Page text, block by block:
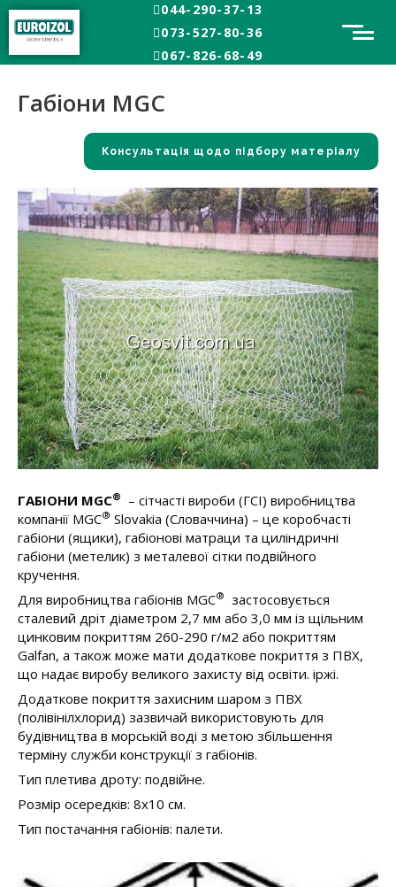
044-290-37-13
073-527-80-36
067-826-68-49
Главная
Габіони MGC
Консультація щодо підбору матеріалу
ГАБІОНИ МGC®
– сітчасті вироби (ГСІ) виробництва
компанії MGС® Slovakia (Словаччина) – це коробчасті
габіони (ящики), габіонові матраци та циліндричні
габіони (метелик) з металевої сітки подвійного
кручення.
Для виробництва габіонів МGC® застосовується
сталевий дріт діаметром 2,7 мм або 3,0 мм із щільним
цинковим покриттям 260-290 г/м2 або покриттям
Galfan, а також може мати додаткове покриття з ПВХ,
що надає виробу великого захисту від освіти. іржі.
Додаткове покриття захисним шаром з ПВХ
(полівінілхлорид) зазвичай використовують для
будівництва в морській воді з метою збільшення
терміну служби конструкції з габіонів.
Тип плетива дроту: подвійне.
Розмір осередків: 8х10 см.
Тип постачання габіонів: палети.